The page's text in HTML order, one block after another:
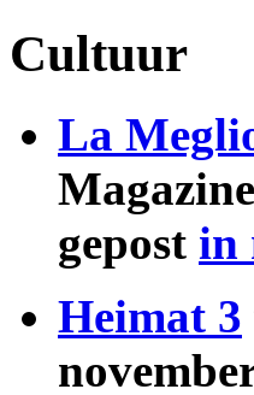
Cultuur
La
gepost in
Heimat 3